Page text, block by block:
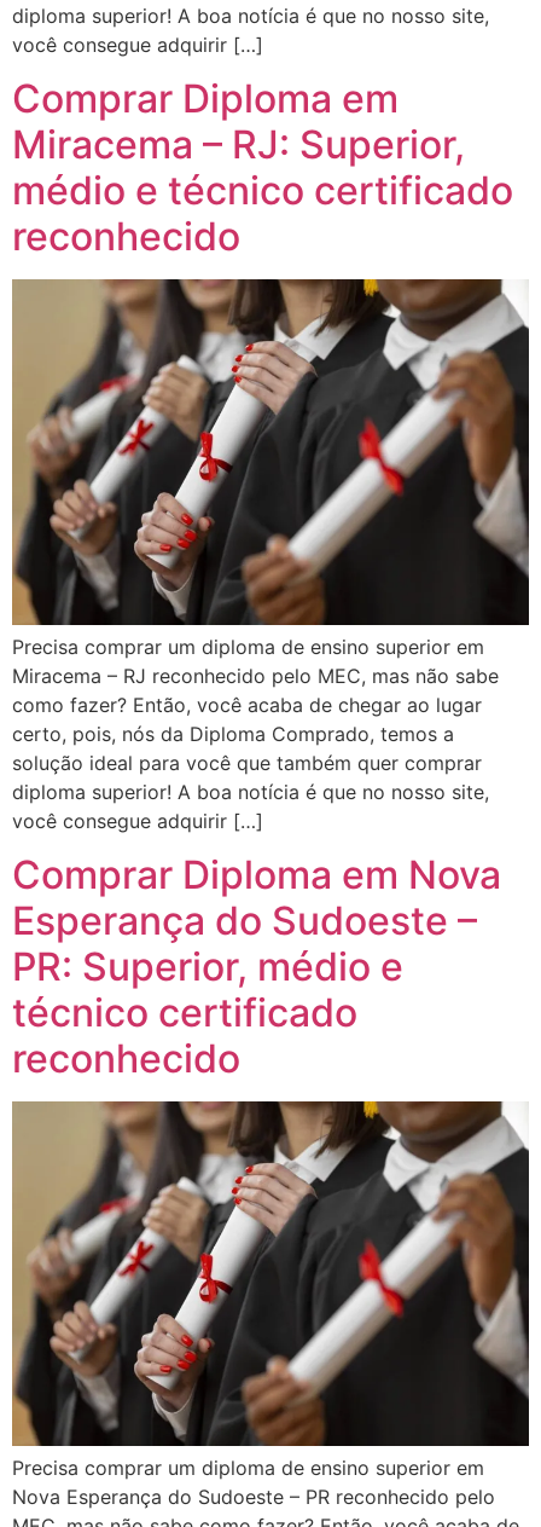
diploma superior! A boa notícia é que no nosso site,
você consegue adquirir […]
Comprar Diploma em
Miracema – RJ: Superior,
médio e técnico certificado
reconhecido
Precisa comprar um diploma de ensino superior em
Miracema – RJ reconhecido pelo MEC, mas não sabe
como fazer? Então, você acaba de chegar ao lugar
certo, pois, nós da Diploma Comprado, temos a
solução ideal para você que também quer comprar
diploma superior! A boa notícia é que no nosso site,
você consegue adquirir […]
Comprar Diploma em Nova
Esperança do Sudoeste –
PR: Superior, médio e
técnico certificado
reconhecido
Precisa comprar um diploma de ensino superior em
Nova Esperança do Sudoeste – PR reconhecido pelo